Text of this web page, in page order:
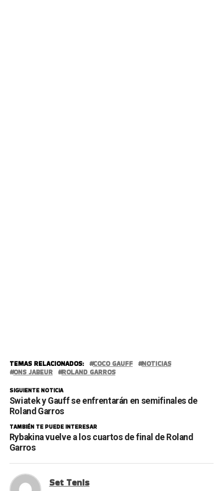
TEMAS RELACIONADOS: COCO GAUFF
NOTICIAS
ONS JABEUR
ROLAND GARROS
SIGUIENTE NOTICIA
Swiatek y Gauff se enfrentarán en semifinales de
Roland Garros
TAMBIÉN TE PUEDE INTERESAR
Rybakina vuelve a los cuartos de final de Roland
Garros
Set Tenis